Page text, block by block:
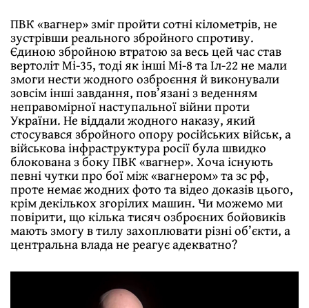
ПВК «вагнер» зміг пройти сотні кілометрів, не
зустрівши реального збройного спротиву.
Єдиною збройною втратою за весь цей час став
вертоліт Мі-35, тоді як інші Мі-8 та Іл-22 не мали
змоги нести жодного озброєння й виконували
зовсім інші завдання, пов’язані з веденням
неправомірної наступальної війни проти
України. Не віддали жодного наказу, який
стосувався збройного опору російських військ, а
військова інфраструктура росії була швидко
блокована з боку ПВК «вагнер». Хоча існують
певні чутки про бої між «вагнером» та зс рф,
проте немає жодних фото та відео доказів цього,
крім декількох згорілих машин. Чи можемо ми
повірити, що кілька тисяч озброєних бойовиків
мають змогу в тилу захоплювати різні об’єкти, а
центральна влада не реагує адекватно?